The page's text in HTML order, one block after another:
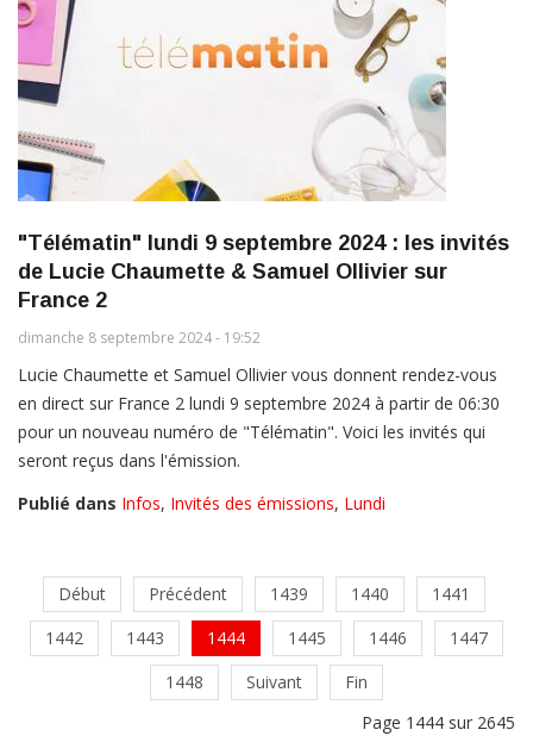
"Télématin" lundi 9 septembre 2024 : les invités
de Lucie Chaumette & Samuel Ollivier sur
France 2
dimanche 8 septembre 2024 - 19:52
Lucie Chaumette et Samuel Ollivier vous donnent rendez-vous
en direct sur France 2 lundi 9 septembre 2024 à partir de 06:30
pour un nouveau numéro de "Télématin". Voici les invités qui
seront reçus dans l'émission.
Publié dans Infos, Invités des émissions, Lundi
Début Précédent 1439 1440
1441
1442
1443 1444 1445 1446
1447
1448
Suivant
Fin
Page 1444 sur 2645